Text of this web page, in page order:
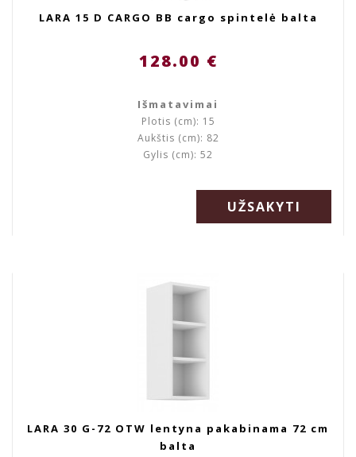
LARA 15 D CARGO BB cargo spintelė balta
128.00 €
Išmatavimai
Plotis (cm): 15
Aukštis (cm): 82
Gylis (cm): 52
UŽSAKYTI
LARA 30 G-72 OTW lentyna pakabinama 72 cm
balta